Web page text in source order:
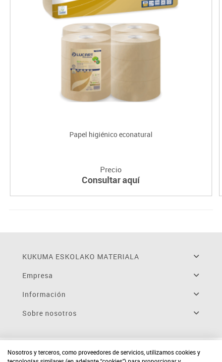
Papel higiénico econatural
Precio
Consultar aquí
KUKUMA ESKOLAKO MATERIALA
Empresa
Información
Sobre nosotros
Nosotros y terceros, como proveedores de servicios, utilizamos cookies y